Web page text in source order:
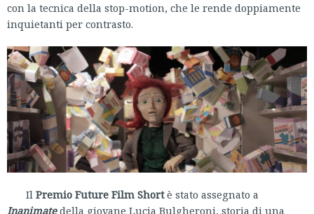
con la tecnica della stop-motion, che le rende doppiamente
inquietanti per contrasto.
Il Premio Future Film Shortè stato assegnato a
Inanimatedella giovane Lucia Bulgheroni, storia di una